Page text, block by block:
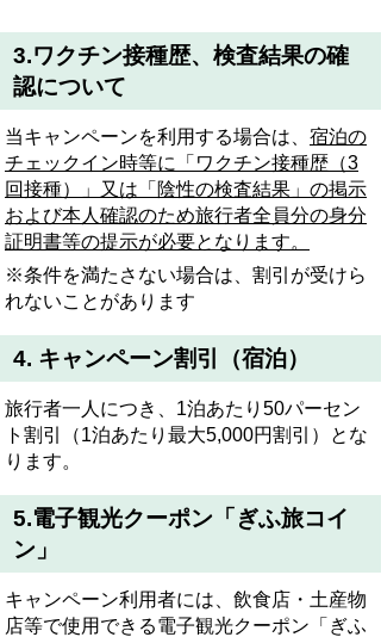
3.ワクチン接種歴、検査結果の確
認について
当キャンペーンを利用する場合は、 宿泊の
チェックイン時等に「ワクチン接種歴（3
回接種）」又は「陰性の検査結果」の掲示
および本人確認のため旅行者全員分の身分
証明書等の提示が必要となります。
※条件を満たさない場合は、割引が受けら
れないことがあります
4. キャンペーン割引（宿泊）
旅行者一人につき、 1泊あたり 50パーセン
ト割引（1泊あたり最大5,000円割引）とな
ります。
5.電子観光クーポン「ぎふ旅コイ
ン」
キャンペーン利用者には、飲食店・土産物
店等で使用できる電子観光クーポン「ぎふ